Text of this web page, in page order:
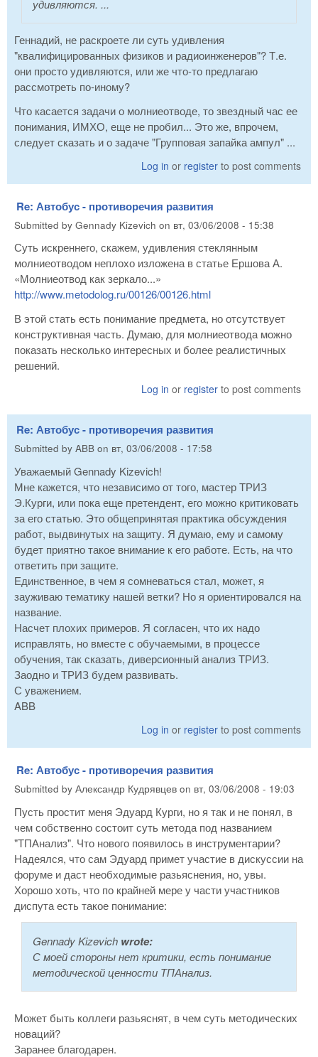
удивляются. ...
Геннадий, не раскроете ли суть удивления
"квалифицированных физиков и радиоинженеров"? Т.е.
они просто удивляются, или же что-то предлагаю
рассмотреть по-иному?
Что касается задачи о молниеотводе, то звездный час ее
понимания, ИМХО, еще не пробил... Это же, впрочем,
следует сказать и о задаче "Групповая запайка ампул" ...
Log in or register to post comments
Re: Автобус - противоречия развития
Submitted by Gennady Kizevich on вт, 03/06/2008 - 15:38
Суть искреннего, скажем, удивления стеклянным
молниеотводом неплохо изложена в статье Ершова А.
«Молниеотвод как зеркало...»
http://www.metodolog.ru/00126/00126.html
В этой стать есть понимание предмета, но отсутствует
конструктивная часть. Думаю, для молниеотвода можно
показать несколько интересных и более реалистичных
решений.
Log in or register to post comments
Re: Автобус - противоречия развития
Submitted by ABB on вт, 03/06/2008 - 17:58
Уважаемый Gennady Kizevich!
Мне кажется, что независимо от того, мастер ТРИЗ
Э.Курги, или пока еще претендент, его можно критиковать
за его статью. Это общепринятая практика обсуждения
работ, выдвинутых на защиту. Я думаю, ему и самому
будет приятно такое внимание к его работе. Есть, на что
ответить при защите.
Единственное, в чем я сомневаться стал, может, я
зауживаю тематику нашей ветки? Но я ориентировался на
название.
Насчет плохих примеров. Я согласен, что их надо
исправлять, но вместе с обучаемыми, в процессе
обучения, так сказать, диверсионный анализ ТРИЗ.
Заодно и ТРИЗ будем развивать.
С уважением.
ABB
Log in or register to post comments
Re: Автобус - противоречия развития
Submitted by Александр Кудрявцев on вт, 03/06/2008 - 19:03
Пусть простит меня Эдуард Курги, но я так и не понял, в
чем собственно состоит суть метода под названием
"ТПАнализ". Что нового появилось в инструментарии?
Надеялся, что сам Эдуард примет участие в дискуссии на
форуме и даст необходимые разьяснения, но, увы.
Хорошо хоть, что по крайней мере у части участников
диспута есть такое понимание:
Gennady Kizevich wrote:
С моей стороны нет критики, есть понимание
методической ценности ТПАнализ.
Может быть коллеги разьяснят, в чем суть методических
новаций?
Заранее благодарен.